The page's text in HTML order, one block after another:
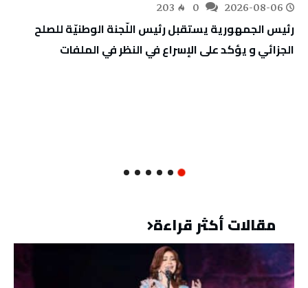
2026-08-06
203
رئيس الجمهورية يستقبل رئيس اللّجنة الوطنيّة للصلح
الجزائي و يؤكد على الإسراع في النظر في الملفات
مقالات أكثر قراءة